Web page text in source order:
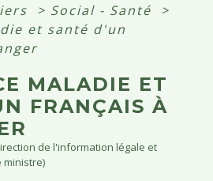
> Social - Santé
>
et santé d'un
MALADIE ET
FRANÇAIS À
de l'information légale et
ministre)